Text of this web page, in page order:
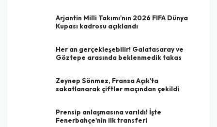
Arjantin Milli Takımı'nın 2026 FIFA Dünya
Kupası kadrosu açıklandı
Her an gerçekleşebilir! Galatasaray ve
Göztepe arasında beklenmedik takas
Zeynep Sönmez, Fransa Açık'ta
sakatlanarak çiftler maçından çekildi
Prensip anlaşmasına varıldı! İşte
Fenerbahçe'nin ilk transferi